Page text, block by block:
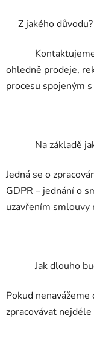
Z jakého důvodu?
ohledně prodeje,
procesu spojeným
Na základě
Jedná se o
GDPR – jednání o
uzavřením smlouvy
Jak dlouho
Pokud
zpracovávat